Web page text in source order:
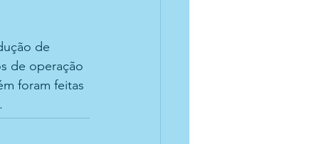
de
de operação
foram feitas